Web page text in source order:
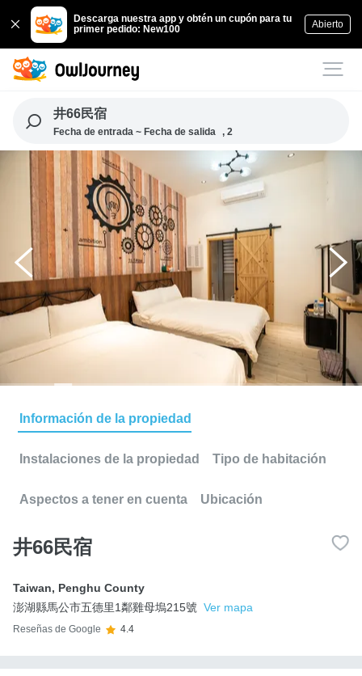
Descarga nuestra app y obtén un cupón para tu
primer pedido: New100
Abierto
井66民宿
Fecha de entrada ~ Fecha de salida , 2
Información de la propiedad
Instalaciones de la propiedad Tipo de habitación
Aspectos a tener en cuenta Ubicación
井66民宿
Taiwan, Penghu County
澎湖縣馬公市五德里1鄰雞母塢215號 Ver mapa
Reseñas de Google 4.4